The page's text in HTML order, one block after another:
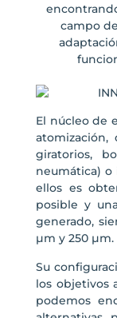
campo
El núcleo de
giratorios,
neumática) o
ellos es
posible y
generado,
µm y 250 µm.
Su
los objetivos
podemos